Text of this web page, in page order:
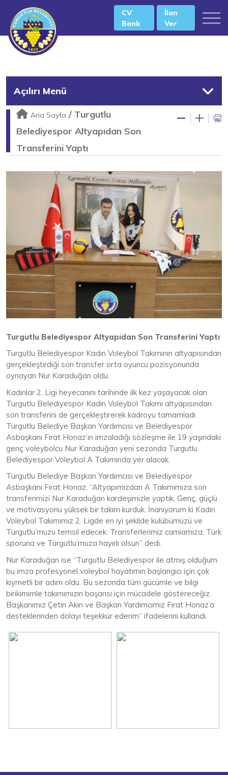
CV
Bank
İlan
Ver
Açılırı Menü
Ana Sayfa / Turgutlu
Belediyespor Altyapıdan Son
Transferini Yaptı
Turgutlu Belediyespor Altyapıdan Son Transferini Yaptı
Turgutlu Belediyespor Kadın Voleybol Takımının altyapısından
gerçekleştirdiği son transfer orta oyuncu pozisyonunda
oynayan Nur Karaduğan oldu.
Kadınlar 2. Ligi heyecanını tarihinde ilk kez yaşayacak olan
Turgutlu Belediyespor Kadın Voleybol Takımı altyapısından
son transferini de gerçekleştirerek kadroyu tamamladı.
Turgutlu Belediye Başkan Yardımcısı ve Belediyespor
Asbaşkanı Fırat Honaz’ın imzaladığı sözleşme ile 19 yaşındaki
genç voleybolcu Nur Karaduğan yeni sezonda Turgutlu
Belediyespor Voleybol A Takımında yer alacak.
Turgutlu Belediye Başkan Yardımcısı ve Belediyespor
Asbaşkanı Fırat Honaz, “Altyapımızdan A Takımımıza son
transferimizi Nur Karaduğan kardeşimizle yaptık. Genç, güçlü
ve motivasyonu yüksek bir takım kurduk. İnanıyorum ki Kadın
Voleybol Takımımız 2. Ligde en iyi şekilde kulübümüzü ve
Turgutlu’muzu temsil edecek. Transferlerimiz camiamıza, Türk
sporuna ve Turgutlu’muza hayırlı olsun” dedi.
Nur Karaduğan ise “Turgutlu Belediyespor ile atmış olduğum
bu imza profesyonel voleybol hayatımın başlangıcı için çok
kıymetli bir adım oldu. Bu sezonda tüm gücümle ve bilgi
birikimimle takımımızın başarısı için mücadele göstereceğiz.
Başkanımız Çetin Akın ve Başkan Yardımcımız Fırat Honaz’a
desteklerinden dolayı teşekkür ederim” ifadelerini kullandı.